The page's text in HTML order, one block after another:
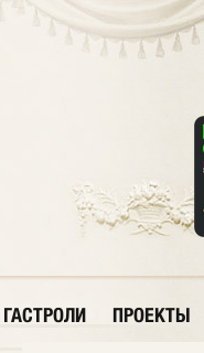
ГАСТРОЛИ ПРОЕКТЫ